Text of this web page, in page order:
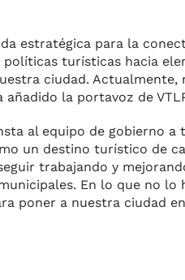
estratégica para la
turísticas hacia
ciudad.
la portavoz de
al equipo de gobierno
un destino turístico de
trabajando y
En lo que no lo
poner a nuestra ciudad